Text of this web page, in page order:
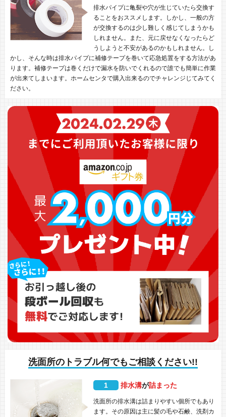
排水パイプに亀裂や穴が生じていたら交換す
ることをおススメします。しかし、一般の方
が交換するのは少し難しく感じてしまうかも
しれません。また、元に戻せなくなったらど
うしようと不安があるのかもしれません。し
かし、そんな時は排水パイプに補修テープを巻いて応急処置をする方法があ
ります。補修テープは巻くだけで漏水を防いでくれるので誰でも簡単に作業
が出来てしまいます。ホームセンタで購入出来るのでチャレンジじてみてく
ださい。
洗面所のトラブル何でもご相談ください!!
1 排水溝が詰まった
洗面所の排水溝は詰まりやすい個所でもあり
ます。その原因は主に髪の毛や石鹸、洗剤カ